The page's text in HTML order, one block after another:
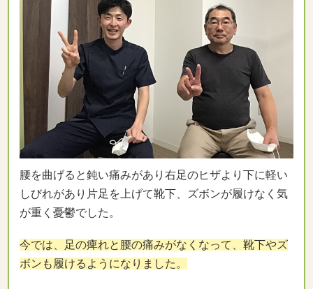
腰を曲げると鈍い痛みがあり右足のヒザより下に軽い
しびれがあり片足を上げて靴下、ズボンが履けなく気
が重く憂鬱でした。
今では、足の痺れと腰の痛みがなくなって、靴下やズ
ボンも履けるようになりました。